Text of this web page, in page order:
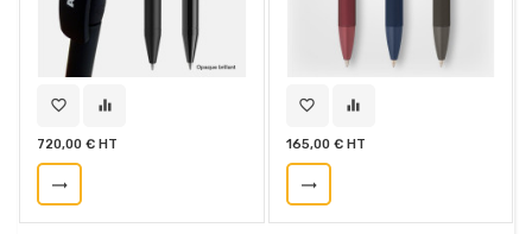
favorite_border equalizer
720,00 € HT
trending_flat
favorite_border equalizer
165,00 € HT
trending_flat